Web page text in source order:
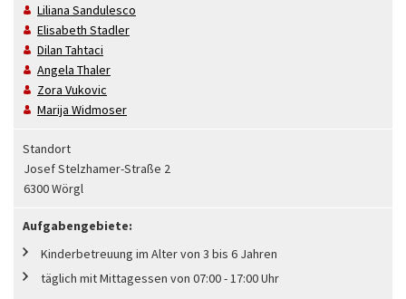
Liliana Sandulesco
Elisabeth Stadler
Dilan Tahtaci
Angela Thaler
Zora Vukovic
Marija Widmoser
Standort
Josef Stelzhamer-Straße 2
6300 Wörgl
Aufgabengebiete:
Kinderbetreuung im Alter von 3 bis 6 Jahren
täglich mit Mittagessen von 07:00 - 17:00 Uhr